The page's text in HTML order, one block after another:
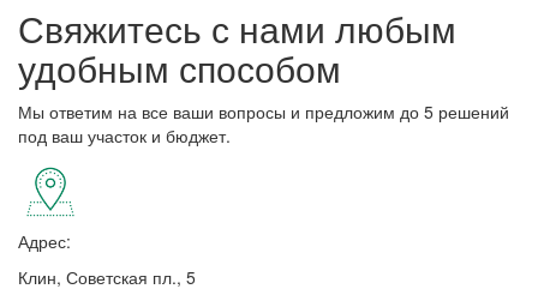
Свяжитесь с нами любым
удобным способом
Мы ответим на все ваши вопросы и предложим до 5 решений
под ваш участок и бюджет.
Адрес:
Клин, Советская пл., 5